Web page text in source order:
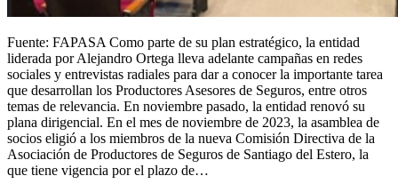
Fuente: FAPASA Como parte de su plan estratégico, la entidad
liderada por Alejandro Ortega lleva adelante campañas en redes
sociales y entrevistas radiales para dar a conocer la importante tarea
que desarrollan los Productores Asesores de Seguros, entre otros
temas de relevancia. En noviembre pasado, la entidad renovó su
plana dirigencial. En el mes de noviembre de 2023, la asamblea de
socios eligió a los miembros de la nueva Comisión Directiva de la
Asociación de Productores de Seguros de Santiago del Estero, la
que tiene vigencia por el plazo de…